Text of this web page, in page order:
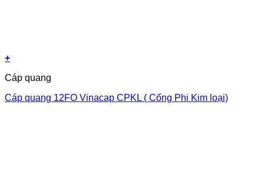
+
Cáp quang
Cáp quang 12FO Vinacap CPKL ( Cống Phi Kim loại)